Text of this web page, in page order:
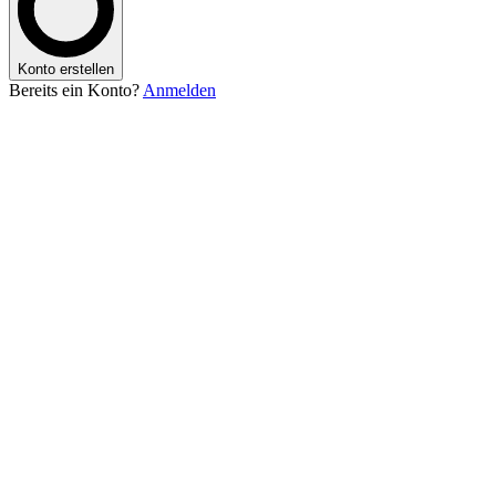
Konto erstellen
Bereits ein Konto? Anmelden